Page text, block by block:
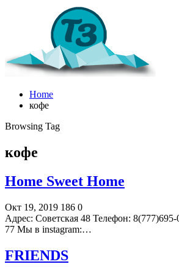
Home
кофе
Browsing Tag
кофе
Home Sweet Home
Окт 19, 2019 186 0
Адрес: Советская 48 Телефон:
77 Мы в instagram:…
FRIENDS